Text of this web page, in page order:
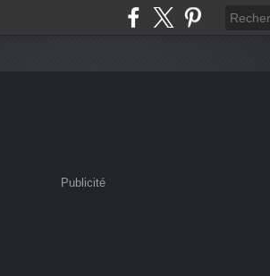
Publicité